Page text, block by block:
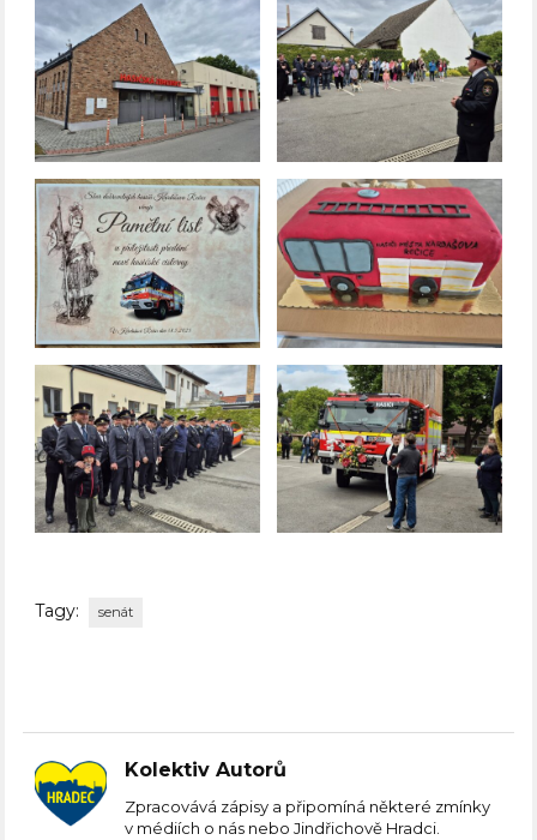
Tagy: senát
Kolektiv Autorů
Zpracovává zápisy a připomíná některé zmínky
v médiích o nás nebo Jindřichově Hradci.